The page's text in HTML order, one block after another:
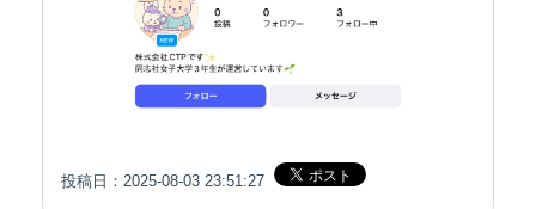
投稿日：2025-08-03 23:51:27